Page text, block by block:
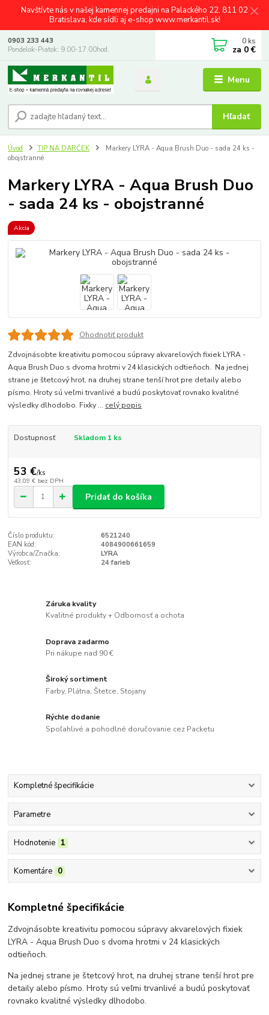
Navštívte nás v našej kamennej predajni na Palackého 22, 811 02
Bratislava, kde sídli aj e-shop www.merkantil.sk!
Menu
Hľadať
0903 233 443
Pondelok-Piatok: 9.00-17.00hod.
0 ks
za 0 €
Úvod TIP NA DARČEK
Markery LYRA - Aqua Brush Duo - sada 24 ks -
obojstranné
Markery LYRA - Aqua Brush Duo
- sada 24 ks - obojstranné
Akcia
Ohodnotiť produkt
Zdvojnásobte kreativitu pomocou súpravy akvarelových fixiek LYRA -
Aqua Brush Duo s dvoma hrotmi v 24 klasických odtieňoch. Na jednej
strane je štetcový hrot, na druhej strane tenší hrot pre detaily alebo
písmo. Hroty sú veľmi trvanlivé a budú poskytovať rovnako kvalitné
výsledky dlhodobo. Fixky ... celý popis
Dostupnosť Skladom 1 ks
53 €/ks
43,09 € bez DPH
Pridať do košíka
Číslo produktu:
6521240
EAN kód:
4084900661659
Výrobca/Značka:
LYRA
Veľkosť:
24 farieb
Záruka kvality
Kvalitné produkty + Odbornosť a ochota
Doprava zadarmo
Pri nákupe nad 90 €
Široký sortiment
Farby, Plátna, Štetce, Stojany
Rýchle dodanie
Spoľahlivé a pohodlné doručovanie cez Packetu
Kompletné špecifikácie
Parametre
Hodnotenie 1
Komentáre 0
Kompletné špecifikácie
Zdvojnásobte kreativitu pomocou súpravy akvarelových fixiek
LYRA - Aqua Brush Duo s dvoma hrotmi v 24 klasických
odtieňoch.
Na jednej strane je štetcový hrot, na druhej strane tenší hrot pre
detaily alebo písmo. Hroty sú veľmi trvanlivé a budú poskytovať
rovnako kvalitné výsledky dlhodobo.